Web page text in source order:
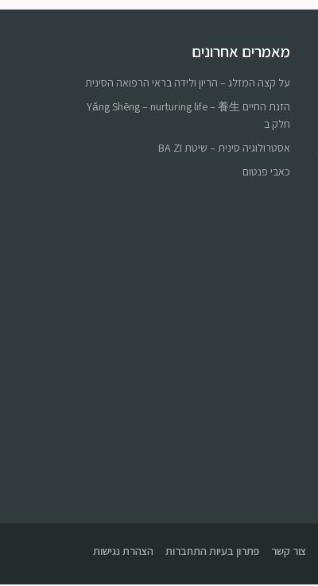
מאמרים אחרונים
על קצה המזלג – הריון ולידה בראי הרפואה הסינית
הזנת החיים Yǎng Shēng – nurturing life – 養生
חלק ב
אסטרולוגיה סינית – שיטת BA ZI
כאבי פנטום
צור קשר פתרון בעיות התחברות הצהרת נגישות